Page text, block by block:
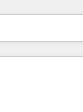
PagePagePagePage